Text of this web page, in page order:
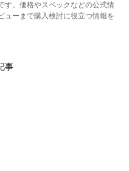
す。価格やスペックなどの公式情
ューまで購入検討に役立つ情報を
事